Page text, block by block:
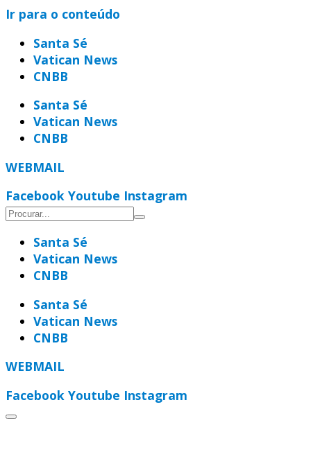
Ir para o conteúdo
Santa Sé
Vatican News
CNBB
Santa Sé
Vatican News
CNBB
WEBMAIL
Facebook Youtube Instagram
Santa Sé
Vatican News
CNBB
Santa Sé
Vatican News
CNBB
WEBMAIL
Facebook Youtube Instagram